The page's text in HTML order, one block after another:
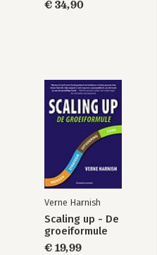
€ 34,90
Verne Harnish
Scaling up - De
groeiformule
€ 19,99